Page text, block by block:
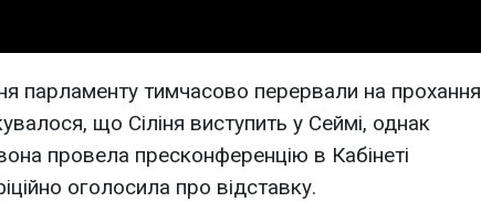
парламенту тимчасово перервали на прохання
що Сіліня виступить у Сеймі, однак
провела пресконференцію в Кабінеті
оголосила про відставку.